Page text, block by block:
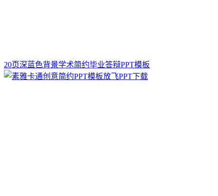
20页深蓝色背景学术简约毕业答辩PPT模板